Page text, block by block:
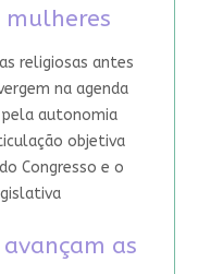
mulheres
religiosas antes
na agenda
autonomia
objetiva
Congresso e o
as